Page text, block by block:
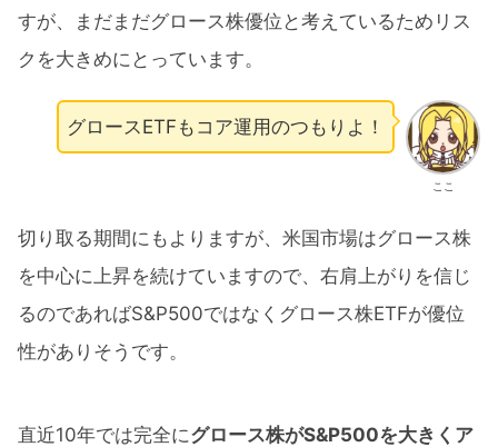
すが、まだまだグロース株優位と考えているためリス
クを大きめにとっています。
ここ
グロースETFもコア運用のつもりよ！
切り取る期間にもよりますが、米国市場はグロース株
を中心に上昇を続けていますので、右肩上がりを信じ
るのであればS&P500ではなくグロース株ETFが優位
性がありそうです。
直近10年では完全にグロース株がS&P500を大きくア